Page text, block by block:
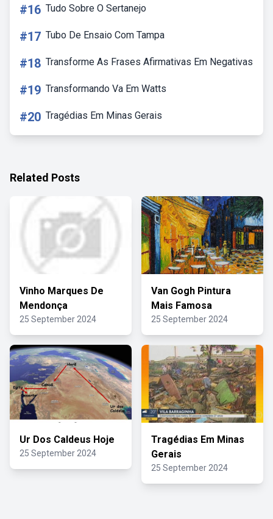
#16 Tudo Sobre O Sertanejo
#17 Tubo De Ensaio Com Tampa
#18 Transforme As Frases Afirmativas Em Negativas
#19 Transformando Va Em Watts
#20 Tragédias Em Minas Gerais
Related Posts
Vinho Marques De
Mendonça
25 September 2024
Van Gogh Pintura
Mais Famosa
25 September 2024
Ur Dos Caldeus Hoje
25 September 2024
Tragédias Em Minas
Gerais
25 September 2024